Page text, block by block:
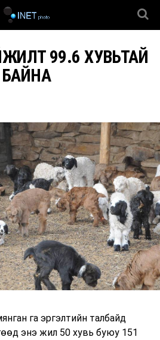
99.6 ХУВЬТАЙ
БАЙНА
га эргэлтийн талбайд
энэ жил 50 хувь буюу 151